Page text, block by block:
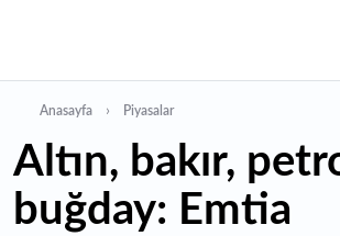
Anasayfa Piyasalar
Altın, bakır,
buğday: Emtia